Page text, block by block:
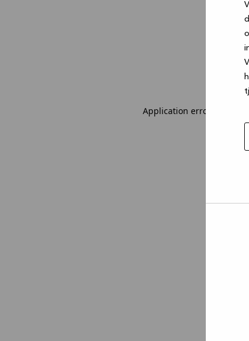
Application error: a client-